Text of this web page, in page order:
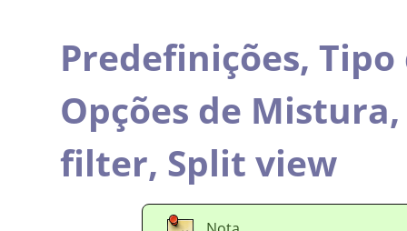
Predefinições,
Opções de
filter, Split view